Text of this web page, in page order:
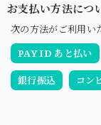
お支払い方法につ
次の方法がご利用い
PAY ID あと払い
銀行振込 コン